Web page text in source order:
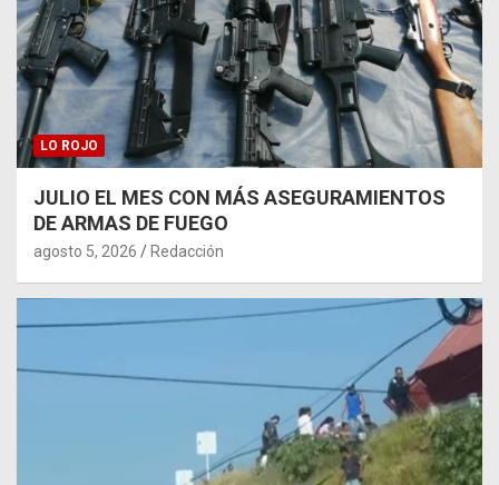
LO ROJO
JULIO EL MES CON MÁS ASEGURAMIENTOS
DE ARMAS DE FUEGO
agosto 5, 2026 Redacción